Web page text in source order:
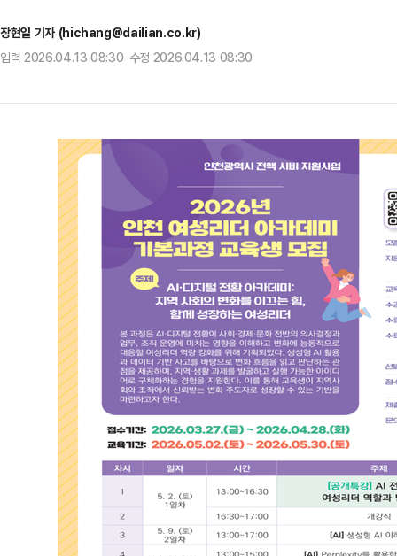
장현일 기자 (hichang@dailian.co.kr)
입력 2026.04.13 08:30 수정 2026.04.13 08:30